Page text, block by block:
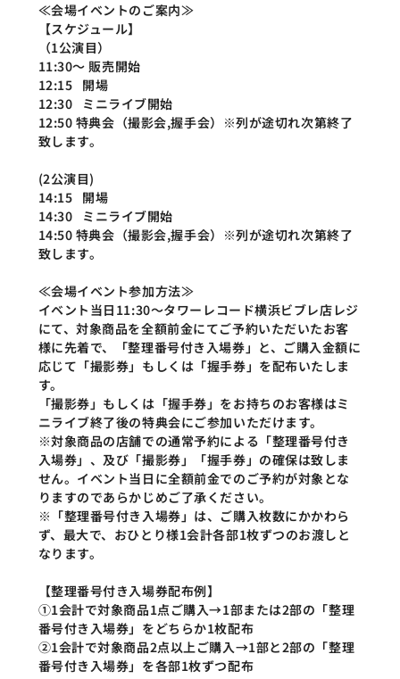
≪会場イベントのご案内≫
【スケジュール】
（1公演目）
11:30～ 販売開始
12:15   開場
12:30   ミニライブ開始
12:50 特典会（撮影会,握手会）※列が途切れ次第終了
致します。
(2公演目)
14:15   開場
14:30   ミニライブ開始
14:50 特典会（撮影会,握手会）※列が途切れ次第終了
致します。
≪会場イベント参加方法≫
イベント当日11:30～タワーレコード横浜ビブレ店レジ
にて、対象商品を全額前金にてご予約いただいたお客
様に先着で、「整理番号付き入場券」と、ご購入金額に
応じて「撮影券」もしくは「握手券」を配布いたしま
す。
「撮影券」もしくは「握手券」をお持ちのお客様はミ
ニライブ終了後の特典会にご参加いただけます。
※対象商品の店舗での通常予約による「整理番号付き
入場券」、及び「撮影券」「握手券」の確保は致しま
せん。イベント当日に全額前金でのご予約が対象とな
りますのであらかじめご了承ください。
※「整理番号付き入場券」は、ご購入枚数にかかわら
ず、最大で、おひとり様1会計各部1枚ずつのお渡しと
なります。
【整理番号付き入場券配布例】
①1会計で対象商品1点ご購入→1部または2部の「整理
番号付き入場券」をどちらか1枚配布
②1会計で対象商品2点以上ご購入→1部と2部の「整理
番号付き入場券」を各部1枚ずつ配布